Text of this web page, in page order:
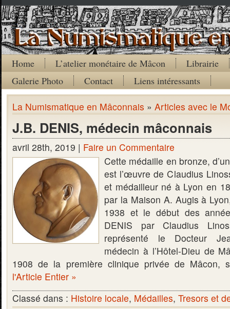
Home L’atelier monétaire de Mâcon
Librairie
Galerie Photo
Contact Liens intéressants
La Numismatique en Mâconnais » Articles avec le
J.B. DENIS, médecin mâconnais
avril 28th, 2019 | Faire un Commentaire
Cette médaille en bronze,
est l’œuvre de Claudius
et médailleur né à Lyon en
par la Maison A. Augis à
1938 et le début des
DENIS par Claudius
représenté le Docteur
médecin à l’Hôtel-Dieu de
1908 de la première clinique privée de
l'Article Entier »
Classé dans : Histoire locale, Médailles, Tresors et